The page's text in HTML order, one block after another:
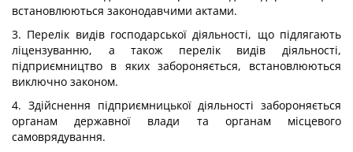
встановлюються законодавчими актами.
3. Перелік видів господарської діяльності, що підлягають
ліцензуванню, а також перелік видів діяльності,
підприємництво в яких забороняється, встановлюються
виключно законом.
4. Здійснення підприємницької діяльності забороняється
органам державної влади та органам місцевого
самоврядування.